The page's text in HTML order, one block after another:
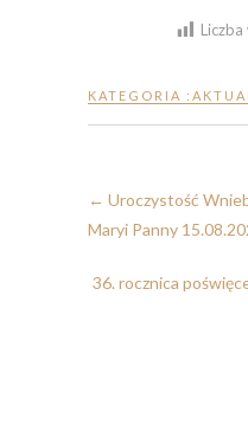
KATEGORIA :
← Uroczystość
Maryi Panny
36. rocznica